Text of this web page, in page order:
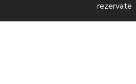
rezervate